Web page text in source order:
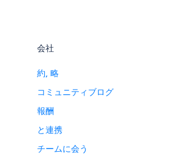
会社
約, 略
コミュニティブログ
報酬
と連携
チームに会う